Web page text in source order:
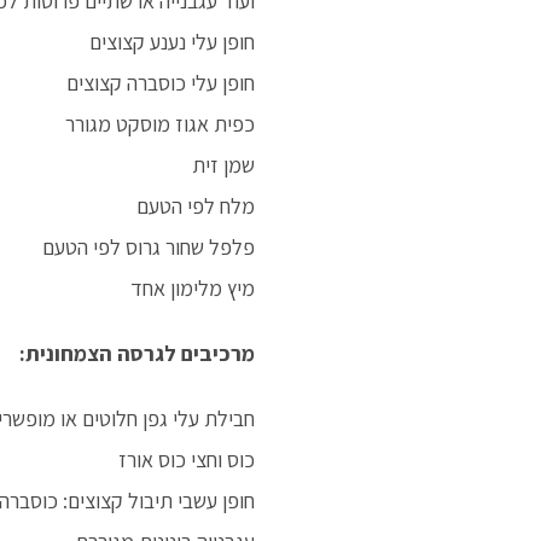
חופן עלי נענע קצוצים
חופן עלי כוסברה קצוצים
כפית אגוז מוסקט מגורר
שמן זית
מלח לפי הטעם
פלפל שחור גרוס לפי הטעם
מיץ מלימון אחד
מרכיבים לגרסה הצמחונית:
חבילת עלי גפן חלוטים או
כוס וחצי כוס אורז
חופן עשבי תיבול קצוצים: